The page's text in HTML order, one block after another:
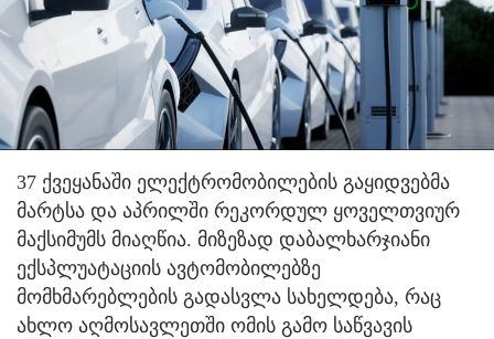
37 ქვეყანაში ელექტრომობილების გაყიდვებმა
მარტსა და აპრილში რეკორდულ ყოველთვიურ
მაქსიმუმს მიაღწია. მიზეზად დაბალხარჯიანი
ექსპლუატაციის ავტომობილებზე
მომხმარებლების გადასვლა სახელდება, რაც
ახლო აღმოსავლეთში ომის გამო საწვავის